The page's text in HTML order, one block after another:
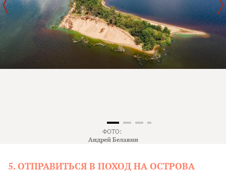
ФОТО:
Андрей Белавин
5. ОТПРАВИТЬСЯ В ПОХОД НА ОСТРОВА